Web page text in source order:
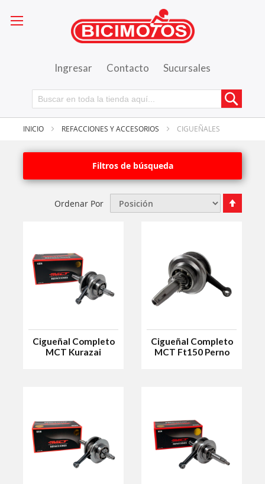
Ingresar Contacto Sucursales
INICIO REFACCIONES Y ACCESORIOS CIGUEÑALES
Filtros de búsqueda
Ordenar Por
Órden
Cigueñal Completo
MCT Kurazai
Cigueñal Completo
MCT Ft150 Perno